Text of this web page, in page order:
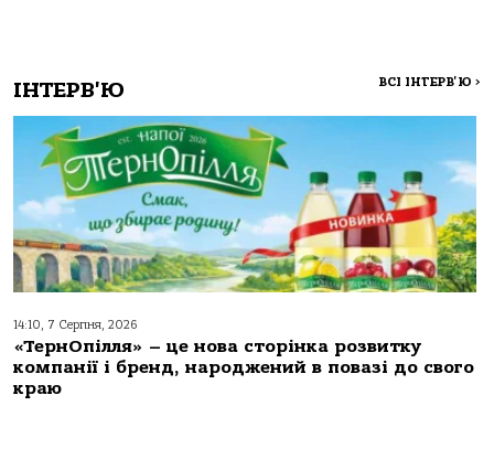
ІНТЕРВ'Ю ВСІ ІНТЕРВ'Ю >
14:10, 7 Серпня, 2026
«ТернОпілля» – це нова сторінка розвитку
компанії і бренд, народжений в повазі до свого
краю